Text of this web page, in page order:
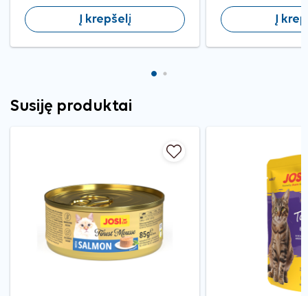
Į krepšelį Į
Susiję produktai